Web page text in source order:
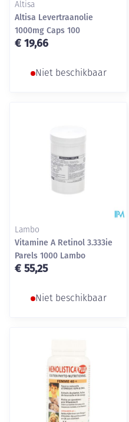
Altisa
Altisa Levertraanolie
1000mg Caps 100
€ 19,66
Niet beschikbaar
Lambo
Vitamine A Retinol 3.333ie
Parels 1000 Lambo
€ 55,25
Niet beschikbaar